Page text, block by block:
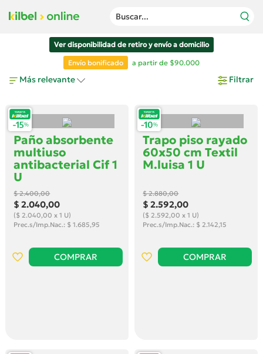
Buscar...
Ver disponibilidad de retiro y envío a domicilio
Envío bonificado a partir de $90.000
Más relevante Filtrar
Paño absorbente
multiuso
antibacterial Cif 1
U
$ 2.400,00
$ 2.040,00
($ 2.040,00 x 1 U)
Prec.s/Imp.Nac.: $ 1.685,95
COMPRAR
Trapo piso rayado
60x50 cm Textil
M.luisa 1 U
$ 2.880,00
$ 2.592,00
($ 2.592,00 x 1 U)
Prec.s/Imp.Nac.: $ 2.142,15
COMPRAR